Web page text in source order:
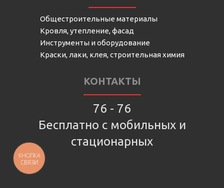
Общестроительные материалы
Кровля, утепление, фасад
Инструменты и оборудование
Краски, лаки, клея, строительная химия
КОНТАКТЫ
76 - 76
Бесплатно с мобильных и
стационарных
КНОПКА
СВЯЗИ